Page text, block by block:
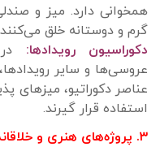
همخوانی دارد. میز و
گرم و دوستانه خلق
دکوراسیون رویدادها:
عروسی‌ها و سایر
عناصر دکوراتیو، میزهای
استفاده قرار گیرند.
۳. پروژه‌های هنری و خلاقانه: